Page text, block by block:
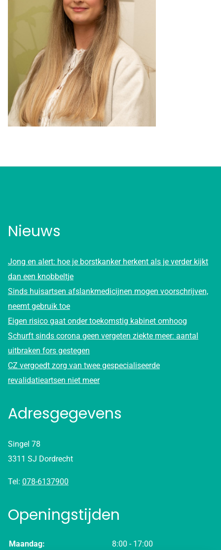
Nieuws
Jong en alert: hoe je borstkanker herkent als je verder kijkt
dan een knobbeltje
Sinds huisartsen afslankmedicijnen mogen voorschrijven,
neemt gebruik toe
Eigen risico gaat onder toekomstig kabinet omhoog
Schurft sinds corona geen vergeten ziekte meer: aantal
uitbraken fors gestegen
CZ vergoedt zorg van twee gespecialiseerde
revalidatieartsen niet meer
Adresgegevens
Singel 78
3311 SJ Dordrecht
Tel: 078-6137900
Openingstijden
Maandag:
8:00 - 17:00